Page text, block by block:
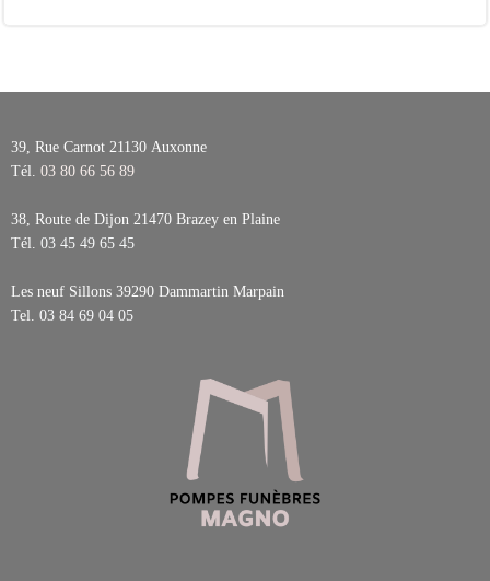
39, Rue Carnot 21130 Auxonne
Tél. 03 80 66 56 89
38, Route de Dijon 21470 Brazey en Plaine
Tél. 03 45 49 65 45
Les neuf Sillons 39290 Dammartin Marpain
Tel. 03 84 69 04 05